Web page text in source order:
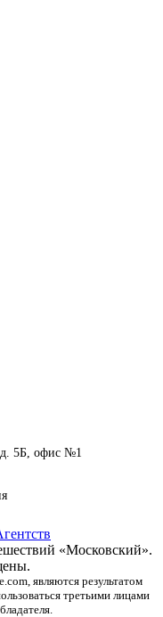
д. 5Б, офис №1
«Московский».
являются результатом
третьими лицами